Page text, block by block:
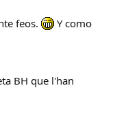
feos.
Y como
BH que l'han